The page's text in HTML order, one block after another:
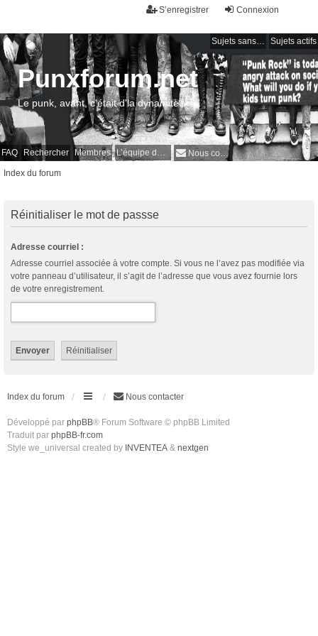
Connexion
S’enregistrer
Sujets sans réponse Sujets actifs
FAQ Rechercher Membres L’équipe du forum Nous contacter
Punxforum.net
Le punk, avant, c'était d'la dynamite !
Index du forum
Réinitialiser le mot de passse
Adresse courriel :
Adresse courriel associée à votre compte. Si vous ne l’avez pas modifiée via
votre panneau d’utilisateur, il s’agit de l’adresse que vous avez fournie lors
de votre enregistrement.
Index du forum Nous contacter
Développé par phpBB® Forum Software © phpBB Limited
Traduit par phpBB-fr.com
Style we_universal created by INVENTEA & nextgen